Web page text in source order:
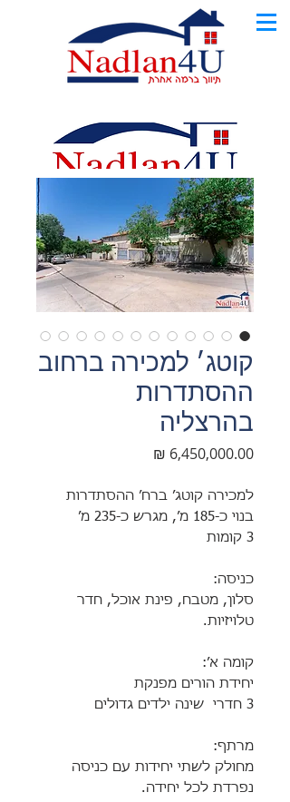
קוטג׳ למכירה ברחוב
ההסתדרות
בהרצליה
למכירה קוטג׳ ברח׳ ההסתדרות
בנוי כ-185 מ׳, מגרש כ-235 מ׳
3 קומות
כניסה:
סלון, מטבח, פינת אוכל, חדר
טלויזיות.
קומה א׳:
יחידת הורים מפנקת
3 חדרי שינה ילדים גדולים
מרתף:
מחולק לשתי יחידות עם כניסה
נפרדת לכל יחידה.